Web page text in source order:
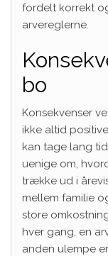
fordelt korrekt
arvereglerne.
bo
Konsekvenser
ikke altid
kan tage lang
uenige om,
trække ud i
mellem familie
store
hver gang, en
anden ulempe